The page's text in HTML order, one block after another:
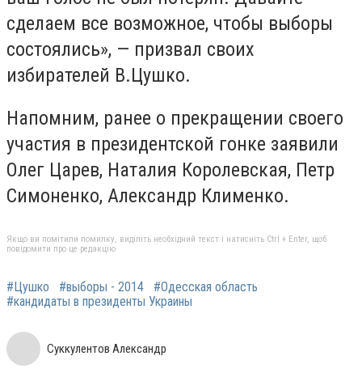
сделаем все возможное, чтобы выборы
состоялись», — призвал своих
избирателей В.Цушко.
Напомним, ранее о прекращении своего
участия в президентской гонке заявили
Олег Царев, Наталия Королевская, Петр
Симоненко, Александр Клименко.
Якщо ви помітили помилку, виділіть необхідний текст і натисніть Ctrl + Enter, щоб
повідомити про це редакцію
#Цушко #выборы - 2014
#Одесская область
#кандидаты в президенты Украины
Суккулентов Александр